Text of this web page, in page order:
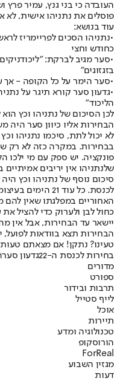
העובדה כי בני גנץ, עמיר פרץ
פוסלים את נתניהו אישית, לא
עוד בנושא:
•נתניהו הסכים לפריימריז
כחודש וחצי
•סער מגיב לברקת:
בזגזוגים"
•סער הימר על כל הקופה - אך
•גדעון סער קורא תיגר על
הליכוד"
לכן הסיכום של נתניהו וכץ
הבחירות אליו כיוון סער היה
לא יכול לתת, סיכמו נתניהו
בבחירות. במקרה כזה לא רק
פונקציה. יש ספק עם מי ילכו
שלנתניהו אין יריבים אמיתיים
סיכום נוסף של נתניהו וכץ
לכנסת. כל עוד 21
האחוריים במפלגתו שאין
כחול לבן ולערוק כדי להציל
הבחירות תצא בוודאות לפועל,
טעינו? נתקן! אם מצאתם
בחירות לכנסת ה-22
גדעון סער
מדורים
ספורט
תרבות ובידור
לייף סטייל
אוכל
תיירות
טכנולוגיה ומדע
הורוסקופ
ForReal
מגזין השבוע
דעות